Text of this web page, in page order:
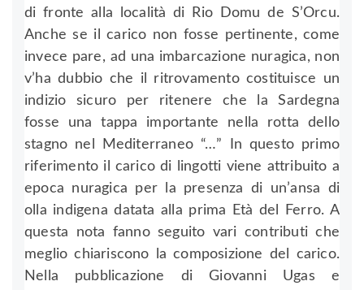
di fronte alla località di Rio Domu de S’Orcu.
Anche se il carico non fosse pertinente, come
invece pare, ad una imbarcazione nuragica, non
v’ha dubbio che il ritrovamento costituisce un
indizio sicuro per ritenere che la Sardegna
fosse una tappa importante nella rotta dello
stagno nel Mediterraneo “…” In questo primo
riferimento il carico di lingotti viene attribuito a
epoca nuragica per la presenza di un’ansa di
olla indigena datata alla prima Età del Ferro. A
questa nota fanno seguito vari contributi che
meglio chiariscono la composizione del carico.
Nella pubblicazione di Giovanni Ugas e